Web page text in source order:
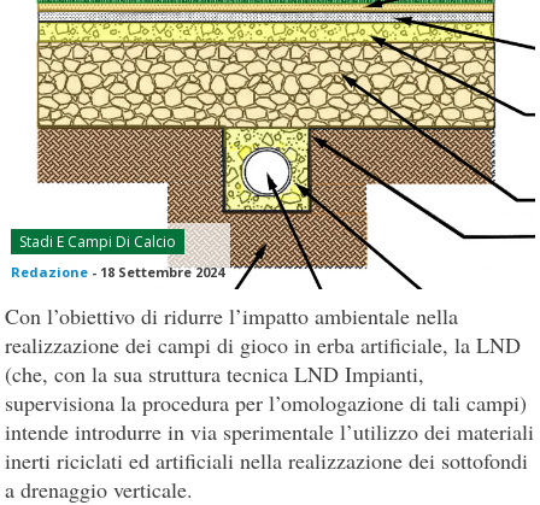
Stadi E Campi Di Calcio
Redazione - 18 Settembre 2024
Con l’obiettivo di ridurre l’impatto ambientale nella
realizzazione dei campi di gioco in erba artificiale, la LND
(che, con la sua struttura tecnica LND Impianti,
supervisiona la procedura per l’omologazione di tali campi)
intende introdurre in via sperimentale l’utilizzo dei materiali
inerti riciclati ed artificiali nella realizzazione dei sottofondi
a drenaggio verticale.